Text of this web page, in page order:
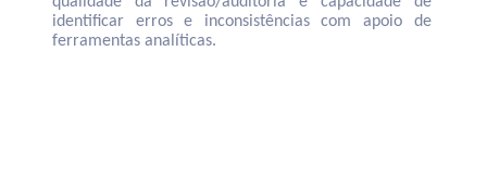
identificar erros e inconsistências com apoio de
ferramentas analíticas.